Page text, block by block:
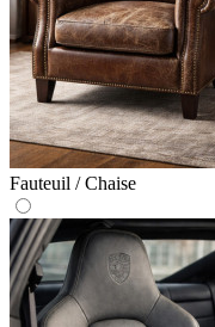
Fauteuil / Chaise